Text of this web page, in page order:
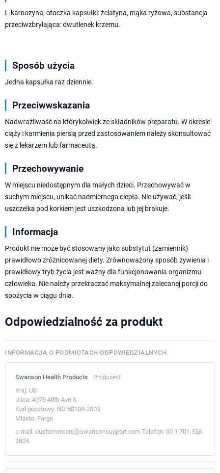
L-karnozyna, otoczka kapsułki: żelatyna, mąka ryżowa, substancja
przeciwzbrylająca: dwutlenek krzemu.
Sposób użycia
Jedna kapsułka raz dziennie.
Przeciwwskazania
Nadwrażliwość na którykolwiek ze składników preparatu. W okresie
ciąży i karmienia piersią przed zastosowaniem należy skonsultować
się z lekarzem lub farmaceutą.
Przechowywanie
W miejscu niedostępnym dla małych dzieci. Przechowywać w
suchym miejscu, unikać nadmiernego ciepła. Nie używać, jeśli
uszczelka pod korkiem jest uszkodzona lub jej brakuje.
Informacja
Produkt nie może być stosowany jako substytut (zamiennik)
prawidłowo zróżnicowanej diety. Zrównoważony sposób żywienia i
prawidłowy tryb życia jest ważny dla funkcjonowania organizmu
człowieka. Nie należy przekraczać maksymalnej zalecanej porcji do
spożycia w ciągu dnia.
Odpowiedzialność za produkt
INFORMACJA O PODMIOTACH ODPOWIEDZIALNYCH
Swanson Health Products Producent
Kraj: US
Ulica: 4075 40th Ave S
Kod pocztowy: ND 58108-2803
Miasto: Fargo
e-mail: customercare@swansonsupport.com Telefon: 00 1 701-356-
2804